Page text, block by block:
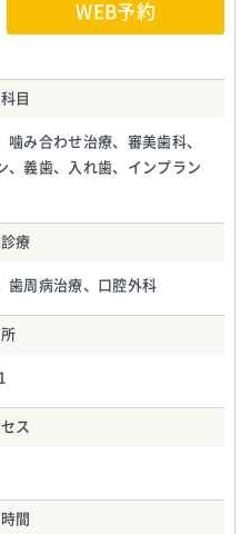
WEB予約
目
み合わせ治療、審美歯科、
、義歯、入れ歯、インプラン
療
歯周病治療、口腔外科
ス
間